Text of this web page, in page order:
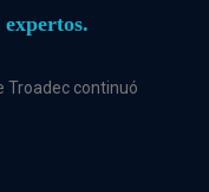
Troadec continuó